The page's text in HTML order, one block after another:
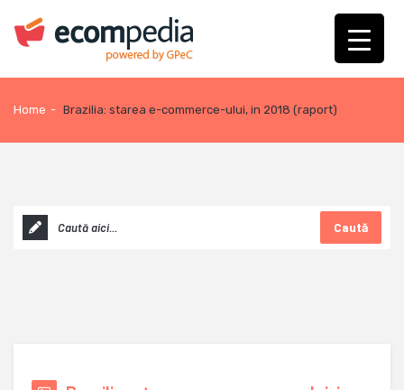
Home - Brazilia: starea e-commerce-ului, in 2018 (raport)
Caută